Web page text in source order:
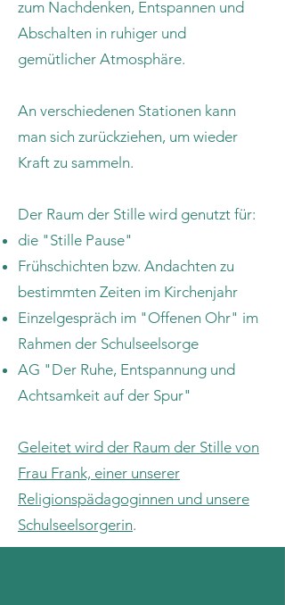
zum Nachdenken, Entspannen und
Abschalten in ruhiger und
gemütlicher Atmosphäre.
An verschiedenen Stationen kann
man sich zurückziehen, um wieder
Kraft zu sammeln.
Der Raum der Stille wird genutzt für:
die "Stille Pause"
Frühschichten bzw. Andachten zu
bestimmten Zeiten im Kirchenjahr
Einzelgespräch im "Offenen Ohr" im
Rahmen der Schulseelsorge
AG "Der Ruhe, Entspannung und
Achtsamkeit auf der Spur"
Geleitet wird der Raum der Stille von
Frau Frank, einer unserer
Religionspädagoginnen und unsere
Schulseelsorgerin.